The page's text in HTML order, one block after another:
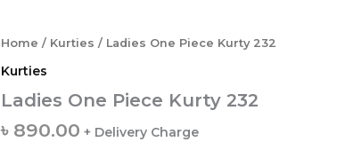
Home / Kurties / Ladies One Piece Kurty 232
Kurties
Ladies One Piece Kurty 232
৳ 890.00 + Delivery Charge
Ladies
Piece
Kurty
232
quantity